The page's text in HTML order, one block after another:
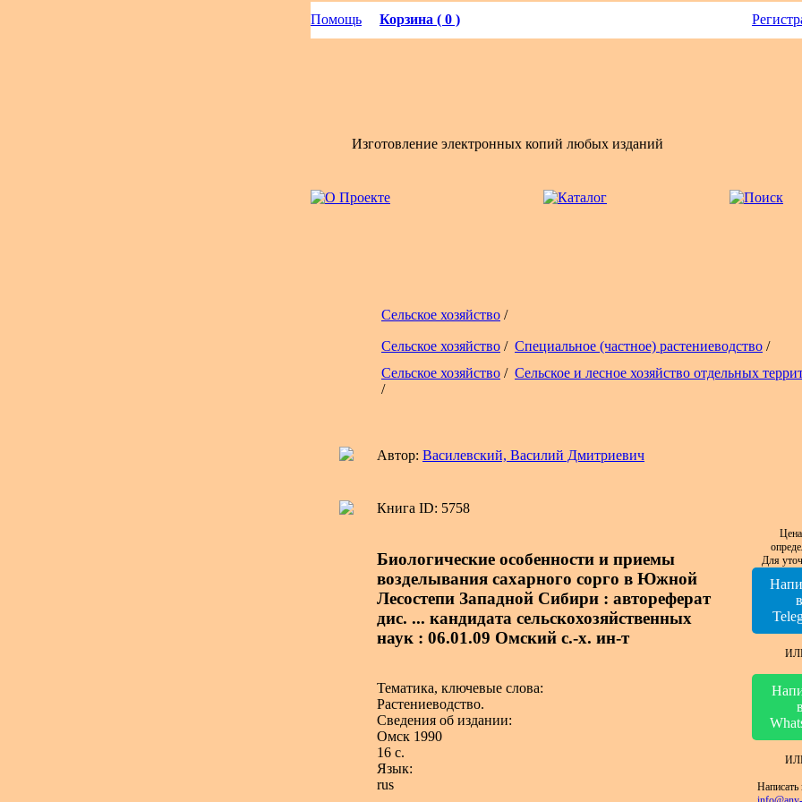
Помощь Корзина ( 0 )
Изготовление электронных копий любых изданий
Сельское хозяйство /
Сельское хозяйство / Специальное (частное) растениеводство /
Сельское хозяйство / Сельское и лесное хозяйство отдельных
/
Автор: Василевский, Василий Дмитриевич
Книга ID: 5758
Биологические особенности и приемы
возделывания сахарного сорго в Южной
Лесостепи Западной Сибири : автореферат
дис. ... кандидата сельскохозяйственных
наук : 06.01.09 Омский с.-х. ин-т
Тематика, ключевые слова:
Растениеводство.
Сведения об издании:
Омск 1990
16 с.
Язык:
rus
Для
в
в
Написать